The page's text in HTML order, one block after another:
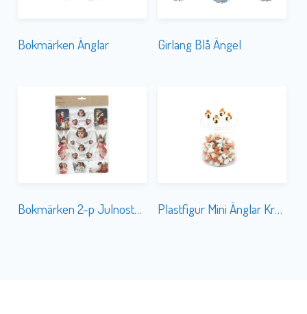
Bokmärken Änglar Girlang Blå Ängel
Bokmärken 2-p Julnostalgi Plastfigur Mini Änglar Krans